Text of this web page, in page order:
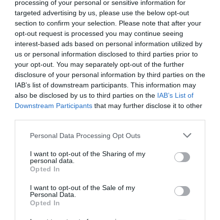
processing of your personal or sensitive information for
targeted advertising by us, please use the below opt-out
section to confirm your selection. Please note that after your
opt-out request is processed you may continue seeing
interest-based ads based on personal information utilized by
us or personal information disclosed to third parties prior to
your opt-out. You may separately opt-out of the further
disclosure of your personal information by third parties on the
IAB’s list of downstream participants. This information may
also be disclosed by us to third parties on the IAB’s List of
Downstream Participants that may further disclose it to other
Personal Data Processing Opt Outs
I want to opt-out of the Sharing of my
personal data.
Opted In
I want to opt-out of the Sale of my
Personal Data.
Opted In
odgovornost, ker to koristi in je v interesu
same Nemčije,« je sklenil Merz.
John Mearsheimer doesn’t mince words: the
US owns Europe, full stop.
Washington pulls the strings, sets NATO’s
agenda, and bankrolls the whole charade.
Europe’s militaries are pathetic, its leaders
spineless, and its opinions worthless to
Moscow.
pic.twitter.com/BerVLFdjWA
— Richard (@ricwe123) September 5, 2025
Čikaški profesor mednarodnega pravaJohn
Mearsheimer